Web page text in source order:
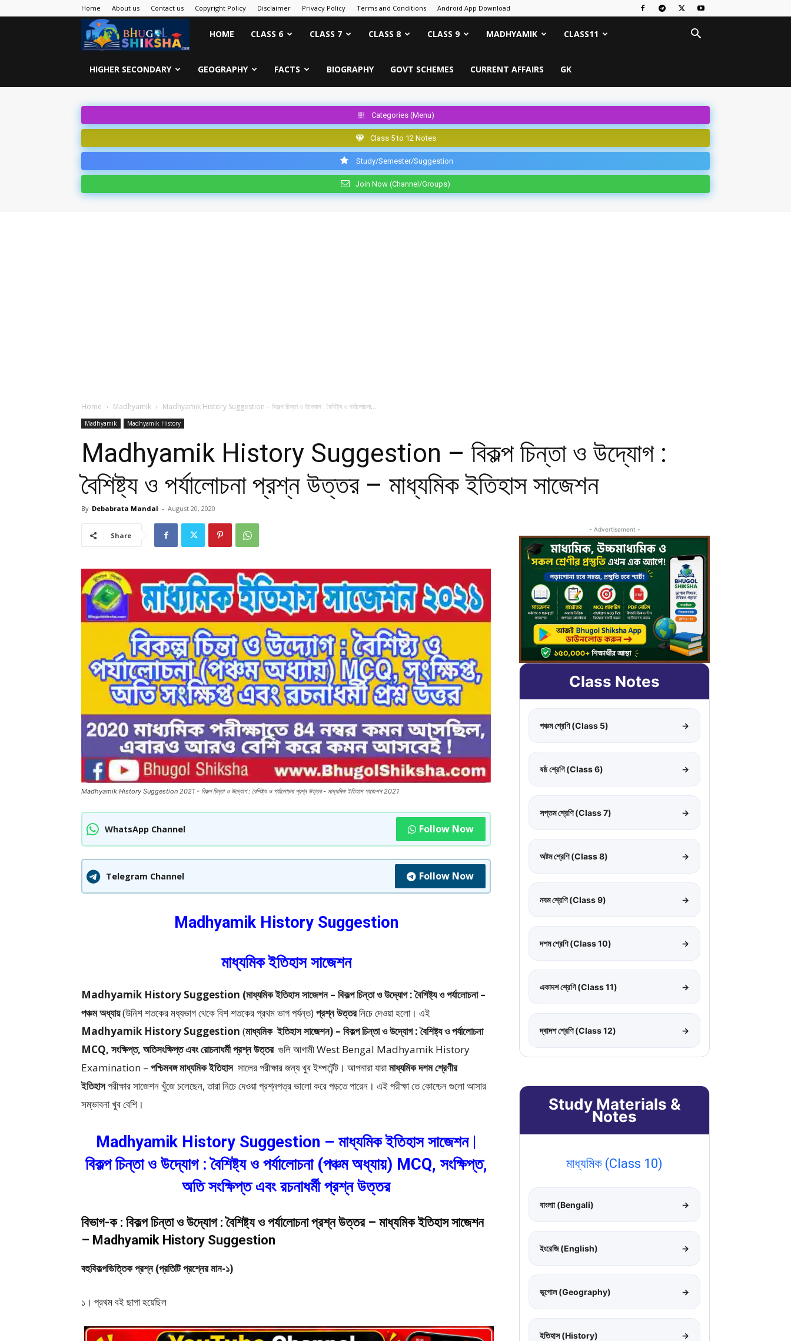
Home About us Contact us Copyright Policy Disclaimer Privacy Policy Terms and Conditions Android App Download
Bhugol
Shiksha
HOME CLASS 6 CLASS 7 CLASS 8 CLASS 9 MADHYAMIK CLASS11
HIGHER SECONDARY GEOGRAPHY FACTS BIOGRAPHY GOVT SCHEMES CURRENT AFFAIRS GK
Categories (Menu)
Class 5 to 12 Notes
Study/Semester/Suggestion
Join Now (Channel/Groups)
Home Madhyamik Madhyamik History Suggestion – বিকল্প চিন্তা ও উদ্যোগ : বৈশিষ্ট্য ও পর্যালোচনা...
Madhyamik Madhyamik History
Madhyamik History Suggestion – বিকল্প চিন্তা ও উদ্যোগ :
বৈশিষ্ট্য ও পর্যালোচনা প্রশ্ন উত্তর – মাধ্যমিক ইতিহাস সাজেশন
By Debabrata Mandal - August 20, 2020
Share
Madhyamik History Suggestion 2021 - বিকল্প চিন্তা ও উদ্যোগ : বৈশিষ্ট্য ও পর্যালোচনা প্রশ্ন উত্তর - মাধ্যমিক ইতিহাস সাজেশন 2021
WhatsApp Channel Follow Now
Telegram Channel Follow Now
Madhyamik History Suggestion
মাধ্যমিক ইতিহাস সাজেশন
Madhyamik History Suggestion (মাধ্যমিক ইতিহাস সাজেশন – বিকল্প চিন্তা ও উদ্যোগ : বৈশিষ্ট্য ও পর্যালোচনা –
পঞ্চম অধ্যায়(উনিশ শতকের মধ্যভাগ থেকে বিশ শতকের প্রথম ভাগ পর্যন্ত)প্রশ্ন উত্তরনিচে দেওয়া হলো। এই
Madhyamik History Suggestion (মাধ্যমিক ইতিহাস সাজেশন) – বিকল্প চিন্তা ও উদ্যোগ : বৈশিষ্ট্য ও পর্যালোচনা
MCQ, সংক্ষিপ্ত, অতিসংক্ষিপ্ত এবং রোচনাধর্মী প্রশ্ন উত্তর গুলি আগামী West Bengal Madhyamik History
Examination – পশ্চিমবঙ্গ মাধ্যমিক ইতিহাস সালের পরীক্ষার জন্য খুব ইম্পর্টেন্ট। আপনারা যারামাধ্যমিক দশম শ্রেণীর
ইতিহাসপরীক্ষার সাজেশন খুঁজে চলেছেন, তারা নিচে দেওয়া প্রশ্নপত্র ভালো করে পড়তে পারেন। এই পরীক্ষা তে কোশ্চেন গুলো আসার
সম্ভাবনা খুব বেশি।
Madhyamik History Suggestion – মাধ্যমিক ইতিহাস সাজেশন |
বিকল্প চিন্তা ও উদ্যোগ : বৈশিষ্ট্য ও পর্যালোচনা (পঞ্চম অধ্যায়) MCQ, সংক্ষিপ্ত,
অতি সংক্ষিপ্ত এবং রচনাধর্মী প্রশ্ন উত্তর
বিভাগ-ক : বিকল্প চিন্তা ও উদ্যোগ : বৈশিষ্ট্য ও পর্যালোচনা প্রশ্ন উত্তর – মাধ্যমিক ইতিহাস সাজেশন
– Madhyamik History Suggestion
বহুবিকল্পভিত্তিক প্রশ্ন (প্রতিটি প্রশ্নের মান-১)
১। প্রথম বই ছাপা হয়েছিল
- Advertisement -
Class Notes
পঞ্চম শ্রেণি (Class 5) →
ষষ্ঠ শ্রেণি (Class 6) →
সপ্তম শ্রেণি (Class 7) →
অষ্টম শ্রেণি (Class 8) →
নবম শ্রেণি (Class 9) →
দশম শ্রেণি (Class 10) →
একাদশ শ্রেণি (Class 11) →
দ্বাদশ শ্রেণি (Class 12) →
Study Materials &
Notes
মাধ্যমিক (Class 10)
বাংলাা (Bengali) →
ইংরেজি (English) →
ভূগোল (Geography) →
ইতিহাস (History) →